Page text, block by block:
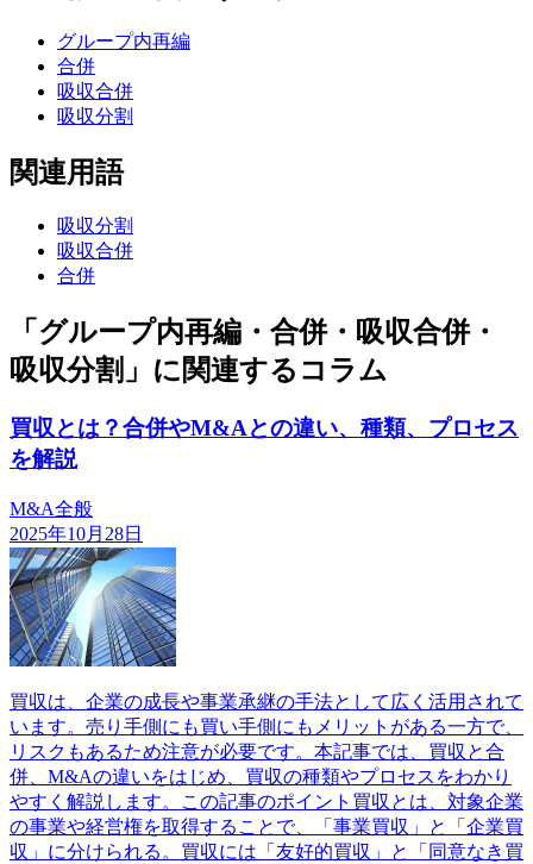
グループ内再編
合併
吸収合併
吸収分割
関連用語
吸収分割
吸収合併
合併
「グループ内再編・合併・吸収合併・
吸収分割」に関連するコラム
買収とは？合併やM&Aとの違い、種類、プロセス
を解説
M&A全般
2025年10月28日
買収は、企業の成長や事業承継の手法として広く活用されて
います。売り手側にも買い手側にもメリットがある一方で、
リスクもあるため注意が必要です。本記事では、買収と合
併、M&Aの違いをはじめ、買収の種類やプロセスをわかり
やすく解説します。この記事のポイント買収とは、対象企業
の事業や経営権を取得することで、「事業買収」と「企業買
収」に分けられる。買収には「友好的買収」と「同意なき買